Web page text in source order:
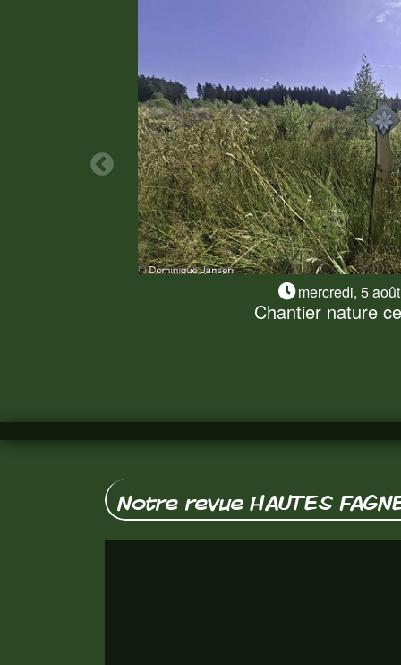
Chantier nature
mercredi, 5
Chantier nature
Notre revue HAUTES